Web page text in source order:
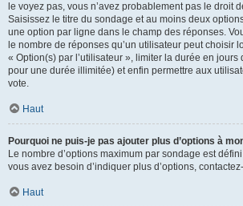
le voyez pas, vous n’avez probablement pas le droit
Saisissez le titre du sondage et au moins deux
une option par ligne dans le champ des réponses.
le nombre de réponses qu’un utilisateur peut choisir
« Option(s) par l’utilisateur », limiter la durée en jours
pour une durée illimitée) et enfin permettre aux
vote.
Haut
Pourquoi ne puis-je pas ajouter plus d’options à
Le nombre d’options maximum par sondage est
vous avez besoin d’indiquer plus d’options,
Haut